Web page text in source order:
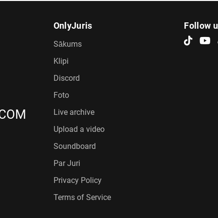
OnlyJuris
Sākums
Klipi
Discord
Foto
Live archive
Upload a video
Soundboard
Par Juri
Privacy Policy
Terms of Service
Follow